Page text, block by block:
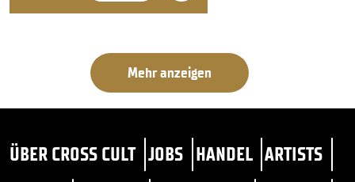
Mehr anzeigen
ÜBER CROSS CULT JOBS HANDEL ARTISTS